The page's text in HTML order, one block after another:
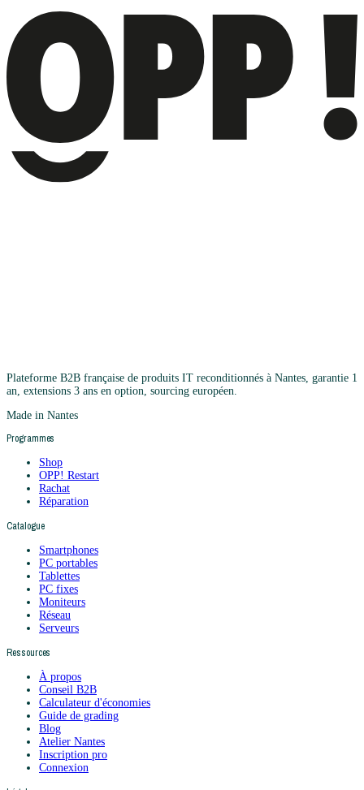
Plateforme B2B française de produits IT reconditionnés à Nantes, garantie 1
an, extensions 3 ans en option, sourcing européen.
Made in Nantes
Programmes
Shop
OPP! Restart
Rachat
Réparation
Catalogue
Smartphones
PC portables
Tablettes
PC fixes
Moniteurs
Réseau
Serveurs
Ressources
À propos
Conseil B2B
Calculateur d'économies
Guide de grading
Blog
Atelier Nantes
Inscription pro
Connexion